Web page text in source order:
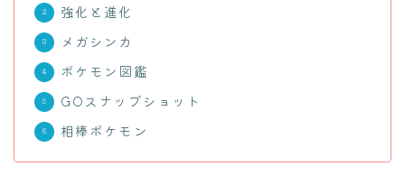
強化と進化
メガシンカ
ポケモン図鑑
GOスナップショット
相棒ポケモン